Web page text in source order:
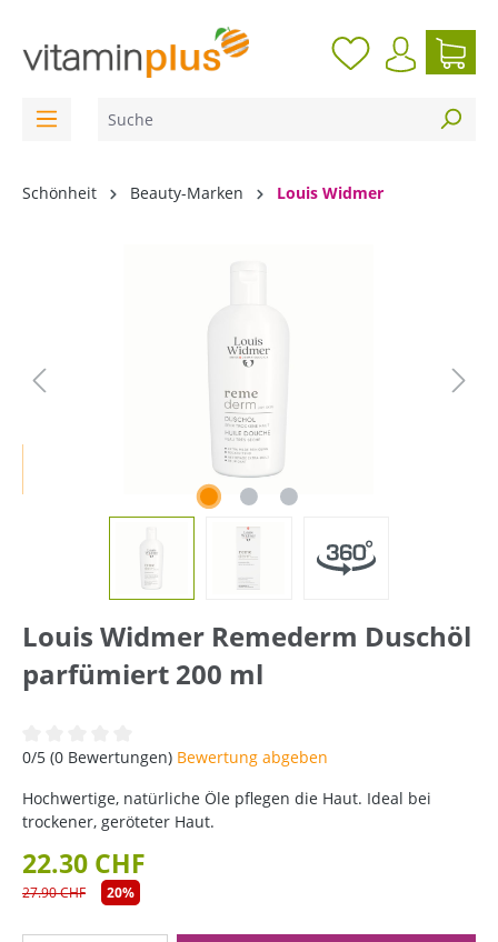
Schönheit Beauty-Marken Louis Widmer
Louis Widmer Remederm Duschöl
parfümiert 200 ml
Durchschnittliche Bewertung von 0 von 5 Sternen
0/5 (0 Bewertungen) Bewertung abgeben
Hochwertige, natürliche Öle pflegen die Haut. Ideal bei
trockener, geröteter Haut.
22.30 CHF
27.90 CHF 20%